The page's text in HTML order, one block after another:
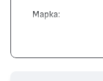
Марка: